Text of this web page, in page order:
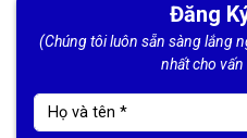
Đăng
(Chúng tôi luôn sẵn sàng lắng
nhất cho